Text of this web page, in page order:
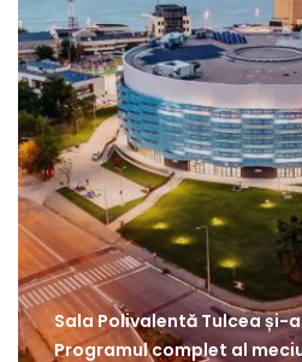
Sala Polivalentă Tulcea și-
Programul complet al